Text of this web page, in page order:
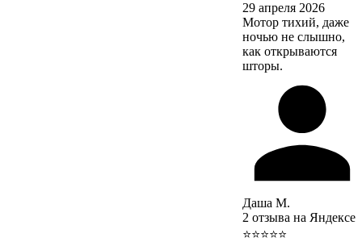
29 апреля 2026
Мотор тихий, даже
ночью не слышно,
как открываются
шторы.
Даша М.
2 отзыва на Яндексе
⭐⭐⭐⭐⭐